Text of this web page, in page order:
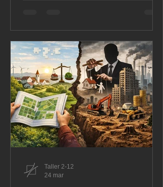
posterior a las réplicas de mayo de
2016, dejó al menos 663 fallecidos —
cifra que luego subió a 668 en
actualizaciones posteriores—, unos
80.000 desplazados y daños masivos
en vivienda, equ
Taller 2-12
24 mar